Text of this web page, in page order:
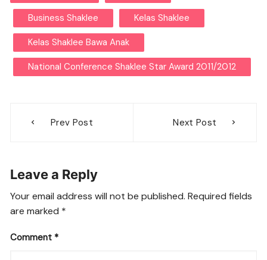
Business Shaklee Kelas Shaklee
Kelas Shaklee Bawa Anak
National Conference Shaklee Star Award 2011/2012
navigation
Prev Post Next Post
Leave a Reply
Your email address will not be published. Required fields
are marked *
Comment *